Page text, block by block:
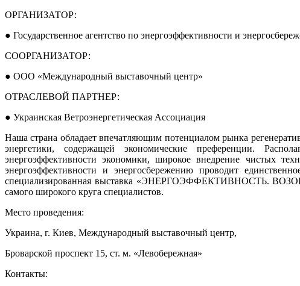
ОРГАНИЗАТОР:
● Государственное агентство по энергоэффективности и
СООРГАНИЗАТОР:
● ООО «Международный выставочный центр»
ОТРАСЛЕВОЙ ПАРТНЕР:
● Украинская Ветроэнергетическая Ассоциация
Наша страна обладает впечатляющим потенциалом рынка
энергетики, содержащей экономические преференции.
энергоэффективности экономики, широкое внедрение чистых
энергоэффективности и энергосбережению проводит
специализированная выставка «ЭНЕРГОЭФФЕКТИВНОСТЬ.
самого широкого круга специалистов.
Место проведения:
Украина, г. Киев, Международный выставочный центр,
Броварской проспект 15, ст. м. «Левобережная»
Контакты: